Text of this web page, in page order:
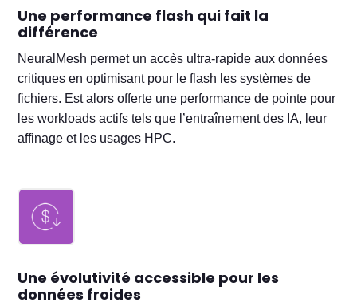
Une performance flash qui fait la
différence
NeuralMesh permet un accès ultra-rapide aux données
critiques en optimisant pour le flash les systèmes de
fichiers. Est alors offerte une performance de pointe pour
les workloads actifs tels que l’entraînement des IA, leur
affinage et les usages HPC.
Une évolutivité accessible pour les
données froides